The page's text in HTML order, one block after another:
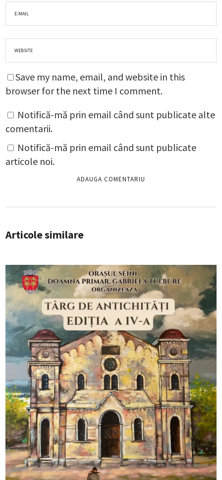
Save my name, email, and website in this
browser for the next time I comment.
Notifică-mă prin email când sunt publicate alte
comentarii.
Notifică-mă prin email când sunt publicate
articole noi.
Articole similare